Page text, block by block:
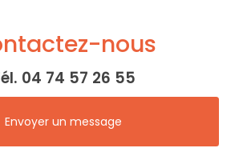
nous
04 74 57 26 55
Envoyer un message